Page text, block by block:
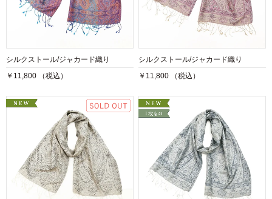
シルクストール/ジャカード織り
￥11,800 （税込）
シルクストール/ジャカード織り
￥11,800 （税込）